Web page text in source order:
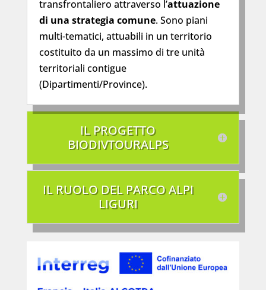
transfrontaliero attraverso l’attuazione
di una strategia comune. Sono piani
multi-tematici, attuabili in un territorio
costituito da un massimo di tre unità
territoriali contigue
(Dipartimenti/Province).
IL PROGETTO
BIODIVTOURALPS
IL RUOLO DEL PARCO ALPI
LIGURI